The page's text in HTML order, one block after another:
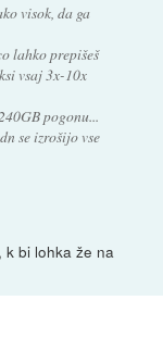
visok, da ga
lahko prepišeš
vsaj 3x-10x
pogonu...
se izrošijo vse
bi lohka že na